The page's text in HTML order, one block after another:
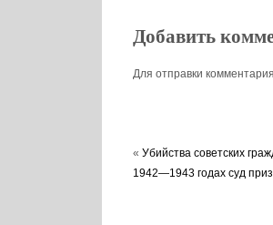
Добавить
Для отправки
« Убийства советских
1942—1943 годах суд